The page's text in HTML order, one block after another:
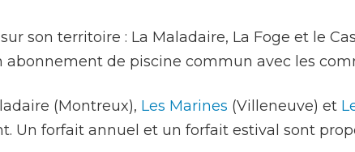
travaux
Mobilité
son territoire : La Maladaire, La Foge et le
de piscine commun avec les
(Montreux), Les Marines (Villeneuve) et
Un forfait annuel et un forfait estival sont